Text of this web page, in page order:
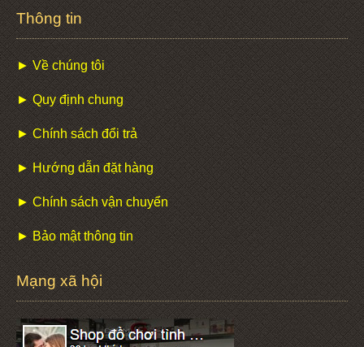
Thông tin
► Về chúng tôi
► Quy định chung
► Chính sách đổi trả
► Hướng dẫn đặt hàng
► Chính sách vận chuyển
► Bảo mật thông tin
Mạng xã hội